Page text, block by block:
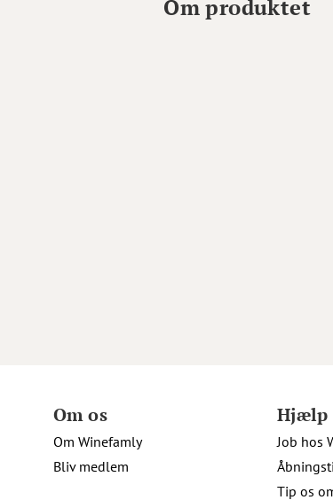
Om produktet
Om os
Om Winefamly
Bliv medlem
Hjælp
Job hos
Tip os